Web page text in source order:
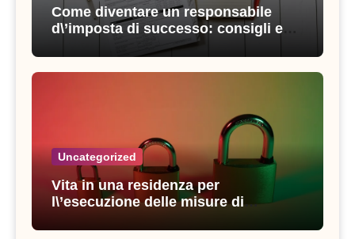
Come diventare un responsabile
d\’imposta di successo: consigli e
strategie vincenti
Uncategorized
Vita in una residenza per
l\’esecuzione delle misure di